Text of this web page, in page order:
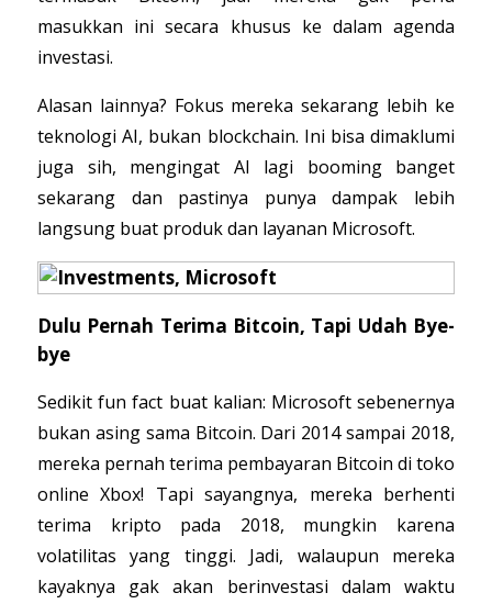
masukkan ini secara khusus ke dalam agenda
investasi.
Alasan lainnya? Fokus mereka sekarang lebih ke
teknologi AI, bukan blockchain. Ini bisa dimaklumi
juga sih, mengingat AI lagi booming banget
sekarang dan pastinya punya dampak lebih
langsung buat produk dan layanan Microsoft.
Dulu Pernah Terima Bitcoin, Tapi Udah Bye-
bye
Sedikit fun fact buat kalian: Microsoft sebenernya
bukan asing sama Bitcoin. Dari 2014 sampai 2018,
mereka pernah terima pembayaran Bitcoin di toko
online Xbox! Tapi sayangnya, mereka berhenti
terima kripto pada 2018, mungkin karena
volatilitas yang tinggi. Jadi, walaupun mereka
kayaknya gak akan berinvestasi dalam waktu